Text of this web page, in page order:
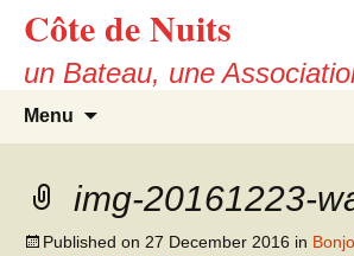
content
Côte de Nuits
un Bateau, une
Menu
img-20161223-
Published on 27 December 2016 in